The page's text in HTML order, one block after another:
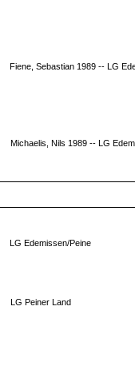
Fiene, Sebastian 1989 -- LG
Michaelis, Nils 1989 -- LG
LG Edemissen/Peine
LG Peiner Land